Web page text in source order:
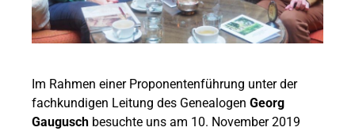
Im Rahmen einer Proponentenführung unter der
fachkundigen Leitung des Genealogen Georg
Gaugusch besuchte uns am 10. November 2019